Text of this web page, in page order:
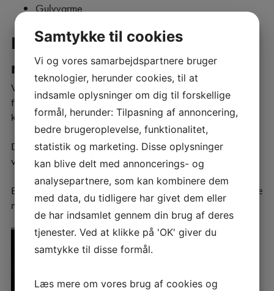
Gulvvarme
Klimastyring i forbindelse med
naturgas og fjernvarme!
Varmekilden tilbyder naturligvis også rådgivning i
forbindelse med klimastyring, hvor temperaturen
korrigeres indvendig såvel som udvendig.​
Dermed skabes bedre afkøling, og det kan i sidste ende
være en økonomisk gevinst for dig.​
Et optimalt varmeanlæg er i det hele taget til gavn for både
miljø, indeklima og helbred.
Samtykke til cookies
Vi og vores samarbejdspartnere bruger
teknologier, herunder cookies, til at
indsamle oplysninger om dig til forskellige
formål, herunder: Tilpasning af annoncering,
bedre brugeroplevelse, funktionalitet,
statistik og marketing. Disse oplysninger
kan blive delt med annoncerings- og
analysepartnere, som kan kombinere dem
med data, du tidligere har givet dem eller
de har indsamlet gennem din brug af deres
tjenester. Ved at klikke på 'OK' giver du
samtykke til disse formål.
Læs mere om vores brug af cookies og